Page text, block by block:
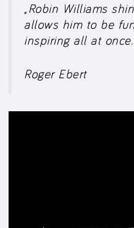
„Robin Williams
allows him to be
inspiring all at
Roger Ebert